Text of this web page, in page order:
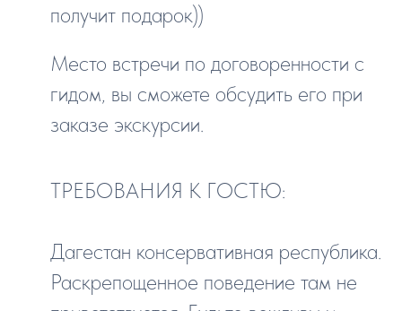
получит подарок))
Место встречи по договоренности с
гидом, вы сможете обсудить его при
заказе экскурсии.
ТРЕБОВАНИЯ К ГОСТЮ:
Дагестан консервативная республика.
Раскрепощенное поведение там не